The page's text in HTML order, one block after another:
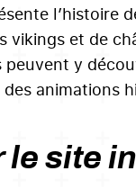
et de
y
animations
site